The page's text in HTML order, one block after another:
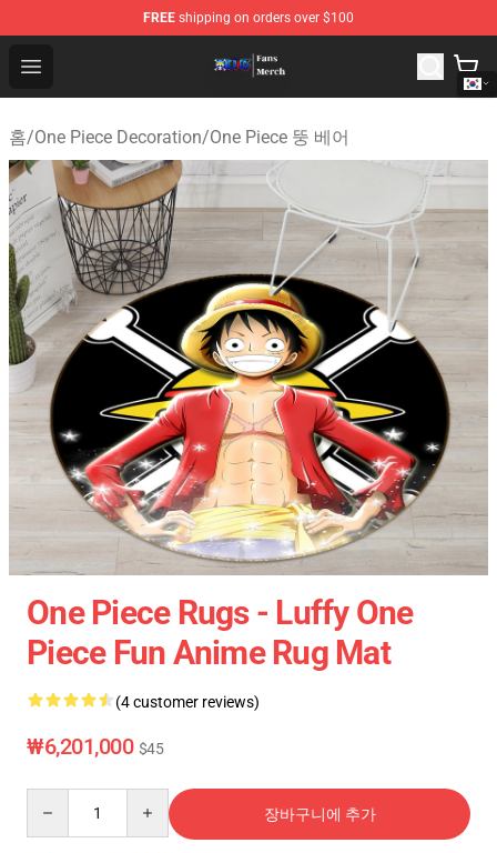
FREE shipping on orders over $100
Open menu
One Piece Store - Official One Piece Merchandise Shop
홈/One Piece Decoration/One Piece 뚱 베어
One Piece Rugs - Luffy One
Piece Fun Anime Rug Mat
(4 customer reviews)
₩6,201,000 $45
장바구니에 추가